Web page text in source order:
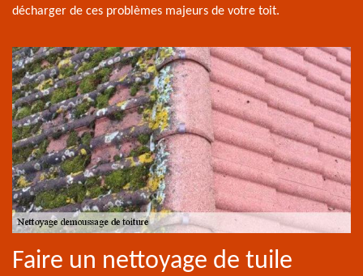
décharger de ces problèmes majeurs de votre toit.
Faire un nettoyage de tuile